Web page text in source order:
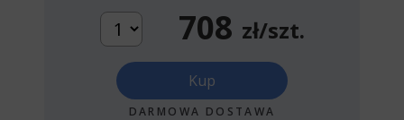
708 zł/szt.
Kup
DARMOWA DOSTAWA